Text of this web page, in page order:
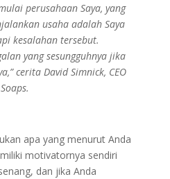
perusahaan Saya, yang
usaha adalah Saya
kesalahan tersebut.
yang sesungguhnya jika
cerita David Simnick, CEO
apa yang menurut Anda
motivatornya sendiri
dan jika Anda